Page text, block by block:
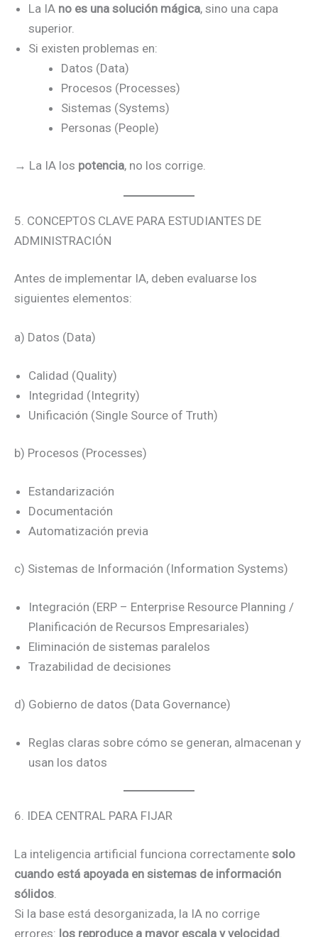
La IA no es una solución mágica, sino una capa
superior.
Si existen problemas en:
Datos (Data)
Procesos (Processes)
Sistemas (Systems)
Personas (People)
→ La IA los potencia, no los corrige.
5. CONCEPTOS CLAVE PARA ESTUDIANTES DE
ADMINISTRACIÓN
Antes de implementar IA, deben evaluarse los
siguientes elementos:
a) Datos (Data)
Calidad (Quality)
Integridad (Integrity)
Unificación (Single Source of Truth)
b) Procesos (Processes)
Estandarización
Documentación
Automatización previa
c) Sistemas de Información (Information Systems)
Integración (ERP – Enterprise Resource Planning /
Planificación de Recursos Empresariales)
Eliminación de sistemas paralelos
Trazabilidad de decisiones
d) Gobierno de datos (Data Governance)
Reglas claras sobre cómo se generan, almacenan y
usan los datos
6. IDEA CENTRAL PARA FIJAR
La inteligencia artificial funciona correctamente solo
cuando está apoyada en sistemas de información
sólidos
Si la base está desorganizada, la IA no corrige
errores: los reproduce a mayor escala y velocidad